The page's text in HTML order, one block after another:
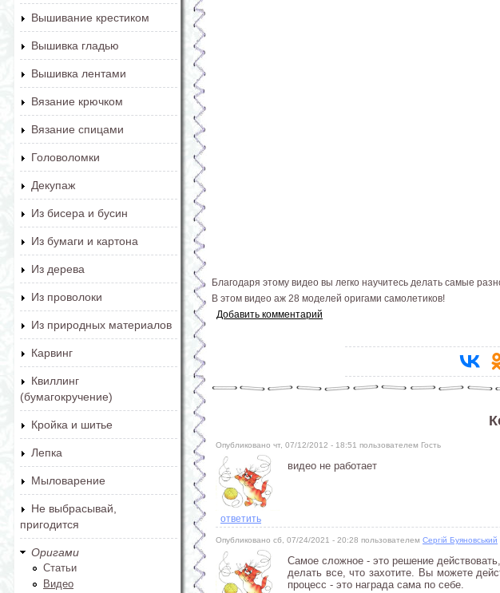
Вышивание крестиком
Вышивка гладью
Вышивка лентами
Вязание крючком
Вязание спицами
Головоломки
Декупаж
Из бисера и бусин
Из бумаги и картона
Из дерева
Из проволоки
Из природных материалов
Карвинг
Квиллинг
(бумагокручение)
Кройка и шитье
Лепка
Мыловарение
Не выбрасывай,
пригодится
Оригами
Статьи
Видео
Благодаря этому видео вы легко научитесь делать самые
В этом видео аж 28 моделей оригами самолетиков!
Добавить комментарий
Опубликовано чт, 07/12/2012 - 18:51 пользователем Гость
видео не работает
ответить
Опубликовано сб, 07/24/2021 - 20:28 пользователем Сергій Буяновський
Самое сложное - это решение
делать все, что захотите. Вы можете
процесс - это награда сама по себе.